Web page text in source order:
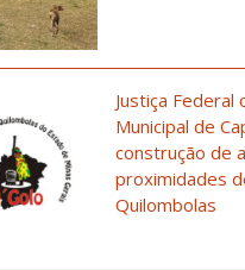
Justiça
Municipal de
construção de
proximidades
Quilombolas